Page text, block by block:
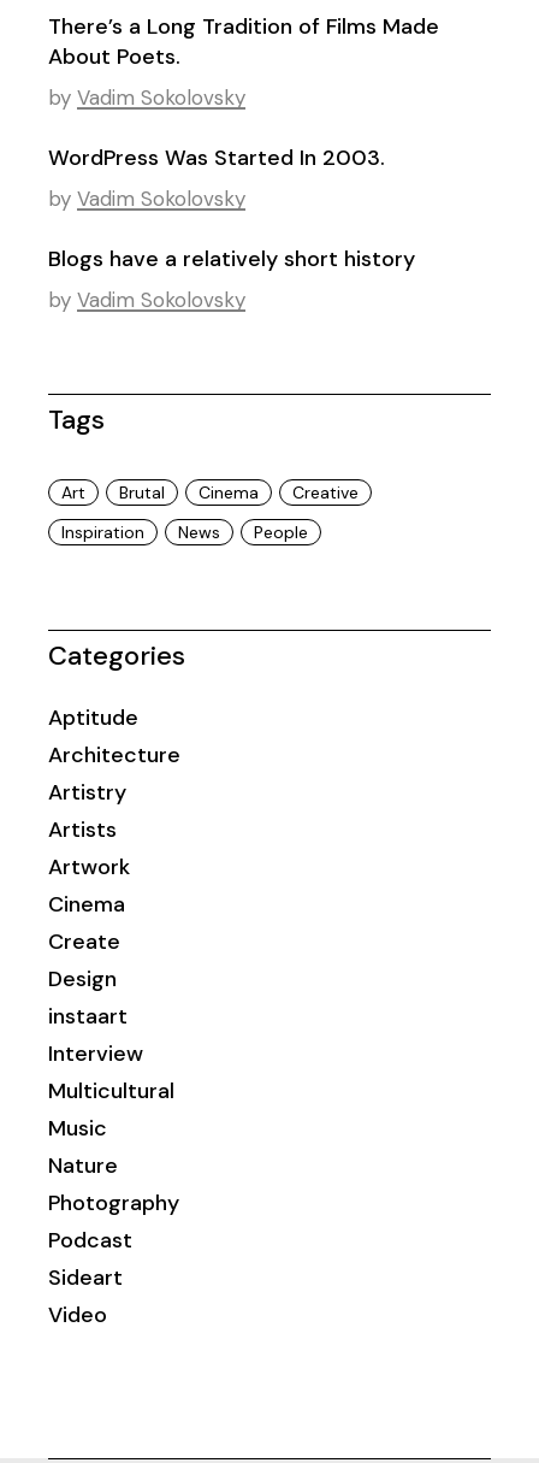
There’s a Long Tradition of Films Made
About Poets.
by Vadim Sokolovsky
WordPress Was Started In 2003.
by Vadim Sokolovsky
Blogs have a relatively short history
by Vadim Sokolovsky
Tags
Art Brutal Cinema
Creative
Inspiration
News People
Categories
Aptitude
Architecture
Artistry
Artists
Artwork
Cinema
Create
Design
instaart
Interview
Multicultural
Music
Nature
Photography
Podcast
Sideart
Video